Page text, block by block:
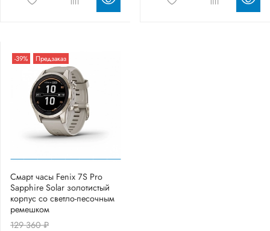
-39% Предзаказ
Смарт часы Fenix 7S Pro
Sapphire Solar золотистый
корпус со светло-песочным
ремешком
129 360 ₽